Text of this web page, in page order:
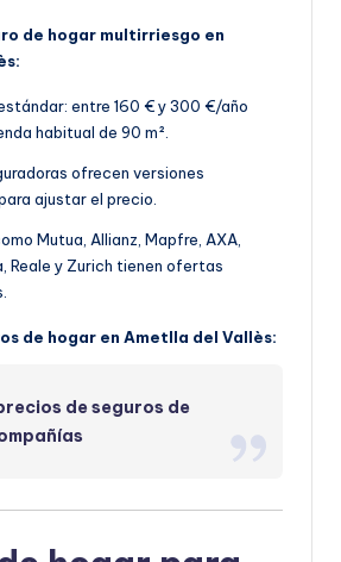
de hogar multirriesgo en
entre 160 € y 300 €/año
habitual de 90 m².
ofrecen versiones
ajustar el precio.
Mutua, Allianz, Mapfre, AXA,
Reale y Zurich tienen ofertas
de hogar en Ametlla del Vallès:
de seguros de